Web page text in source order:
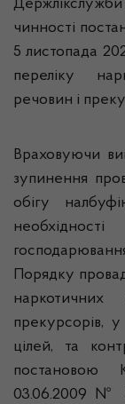
Держлікслужби
чинності
5 листопада
переліку
речовин і
Враховуючи
зупинення
обігу
Порядку
наркотичних
прекурсорів,
цілей, та
постановою
03.06.2009 №